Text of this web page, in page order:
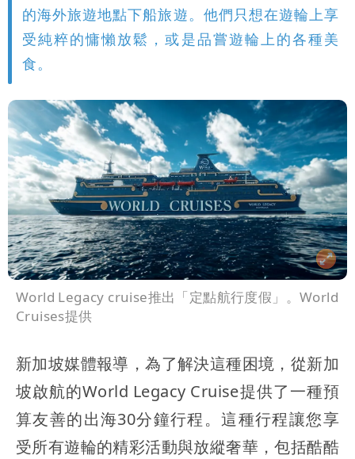
的海外旅遊地點下船旅遊。他們只想在遊輪上享
受純粹的慵懶放鬆，或是品嘗遊輪上的各種美
食。
World Legacy cruise推出「定點航行度假」。World
Cruises提供
新加坡媒體報導，為了解決這種困境，從新加
坡啟航的World Legacy Cruise提供了一種預
算友善的出海30分鐘行程。這種行程讓您享
受所有遊輪的精彩活動與放縱奢華，包括酷酷